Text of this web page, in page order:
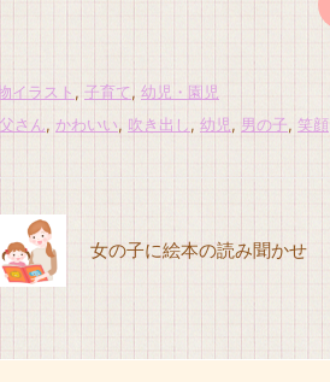
イラスト , 子育て, 幼児・園児
さん, かわいい, 吹き出し, 幼児, 男の子, 笑顔
女の子に絵本の読み聞かせ